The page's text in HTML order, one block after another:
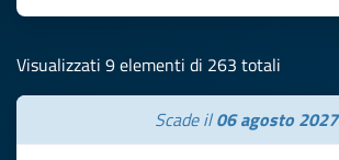
Visualizzati 9 elementi di 263 totali
Scade il06 agosto 2027